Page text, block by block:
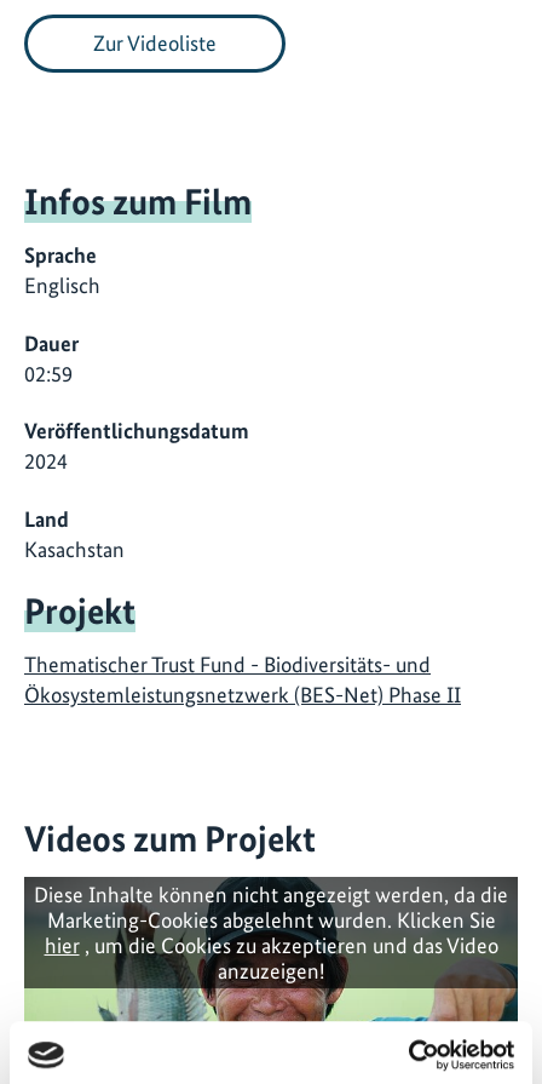
Zur Videoliste
Infos zum Film
Sprache
Englisch
Dauer
02:59
Veröffentlichungsdatum
2024
Land
Kasachstan
Projekt
Thematischer Trust Fund - Biodiversitäts- und
Ökosystemleistungsnetzwerk (BES-Net) Phase II
Videos zum Projekt
Diese Inhalte können nicht angezeigt werden, da die
Marketing-Cookies abgelehnt wurden. Klicken Sie
hier, um die Cookies zu akzeptieren und das Video
anzuzeigen!